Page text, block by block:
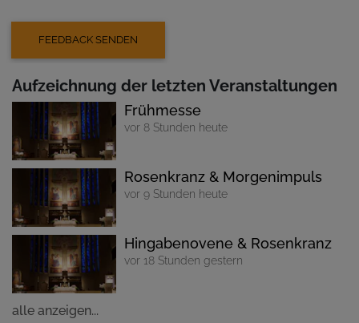
Aufzeichnung der letzten Veranstaltungen
Frühmesse
vor 8 Stunden heute
Rosenkranz & Morgenimpuls
vor 9 Stunden heute
Hingabenovene & Rosenkranz
vor 18 Stunden gestern
alle anzeigen...